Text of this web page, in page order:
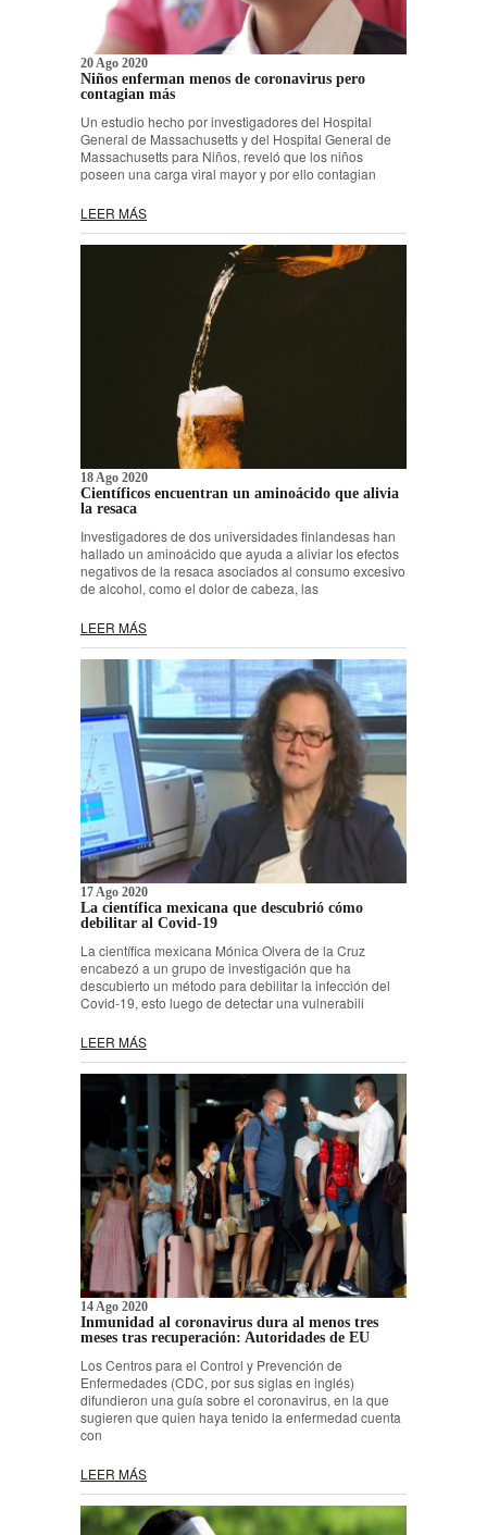
20 Ago 2020
Niños enferman menos de coronavirus pero
contagian más
Un estudio hecho por investigadores del Hospital
General de Massachusetts y del Hospital General de
Massachusetts para Niños, reveló que los niños
poseen una carga viral mayor y por ello contagian
LEER MÁS
18 Ago 2020
Científicos encuentran un aminoácido que alivia
la resaca
Investigadores de dos universidades finlandesas han
hallado un aminoácido que ayuda a aliviar los efectos
negativos de la resaca asociados al consumo excesivo
de alcohol, como el dolor de cabeza, las
LEER MÁS
17 Ago 2020
La científica mexicana que descubrió cómo
debilitar al Covid-19
La científica mexicana Mónica Olvera de la Cruz
encabezó a un grupo de investigación que ha
descubierto un método para debilitar la infección del
Covid-19, esto luego de detectar una vulnerabili
LEER MÁS
14 Ago 2020
Inmunidad al coronavirus dura al menos tres
meses tras recuperación: Autoridades de EU
Los Centros para el Control y Prevención de
Enfermedades (CDC, por sus siglas en inglés)
difundieron una guía sobre el coronavirus, en la que
sugieren que quien haya tenido la enfermedad cuenta
con
LEER MÁS